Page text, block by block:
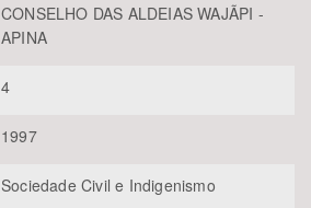
CONSELHO DAS ALDEIAS WAJÃPI -
APINA
4
1997
Sociedade Civil e Indigenismo